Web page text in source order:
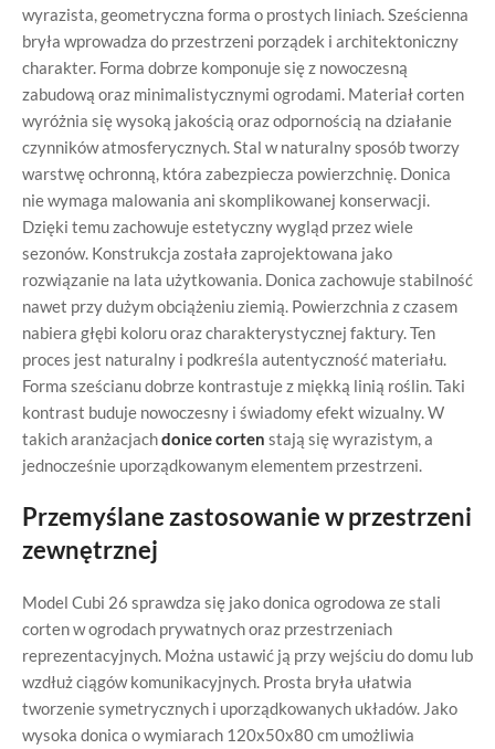
wyrazista, geometryczna forma o prostych liniach. Sześcienna
bryła wprowadza do przestrzeni porządek i architektoniczny
charakter. Forma dobrze komponuje się z nowoczesną
zabudową oraz minimalistycznymi ogrodami. Materiał corten
wyróżnia się wysoką jakością oraz odpornością na działanie
czynników atmosferycznych. Stal w naturalny sposób tworzy
warstwę ochronną, która zabezpiecza powierzchnię. Donica
nie wymaga malowania ani skomplikowanej konserwacji.
Dzięki temu zachowuje estetyczny wygląd przez wiele
sezonów. Konstrukcja została zaprojektowana jako
rozwiązanie na lata użytkowania. Donica zachowuje stabilność
nawet przy dużym obciążeniu ziemią. Powierzchnia z czasem
nabiera głębi koloru oraz charakterystycznej faktury. Ten
proces jest naturalny i podkreśla autentyczność materiału.
Forma sześcianu dobrze kontrastuje z miękką linią roślin. Taki
kontrast buduje nowoczesny i świadomy efekt wizualny. W
takich aranżacjachdonice corten stają się wyrazistym, a
jednocześnie uporządkowanym elementem przestrzeni.
Przemyślane zastosowanie w przestrzeni
zewnętrznej
Model Cubi 26 sprawdza się jako donica ogrodowa ze stali
corten w ogrodach prywatnych oraz przestrzeniach
reprezentacyjnych. Można ustawić ją przy wejściu do domu lub
wzdłuż ciągów komunikacyjnych. Prosta bryła ułatwia
tworzenie symetrycznych i uporządkowanych układów. Jako
wysoka donica o wymiarach 120x50x80 cm umożliwia